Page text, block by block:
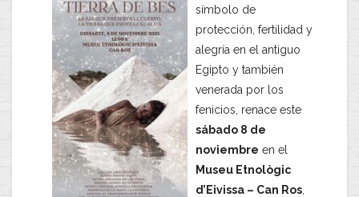
símbolo de
protección, fertilidad y
alegría en el antiguo
Egipto y también
venerada por los
fenicios, renace este
sábado 8 de
noviembre en el
Museu Etnològic
d’Eivissa – Can Ros